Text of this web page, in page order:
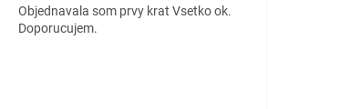
Objednavala som prvy krat Vsetko ok.
Doporucujem.